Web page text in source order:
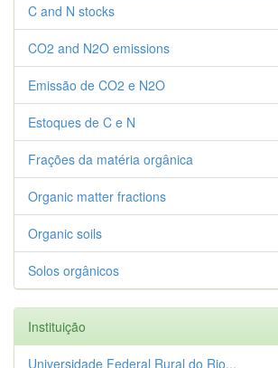
C and N stocks
CO2 and N2O emissions
Emissão de CO2 e N2O
Estoques de C e N
Frações da matéria orgânica
Organic matter fractions
Organic soils
Solos orgânicos
Instituição
Universidade Federal Rural do Rio...